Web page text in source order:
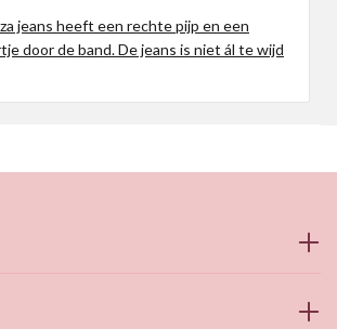
jeans heeft een rechte pijp en een
door de band. De jeans is niet ál te wijd